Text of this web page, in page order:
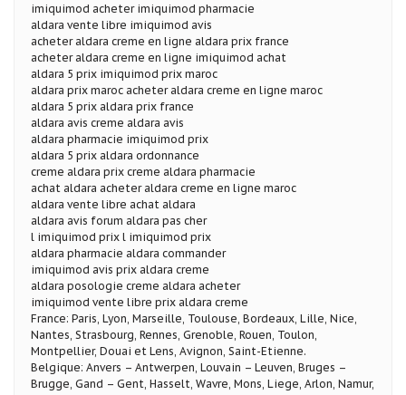
imiquimod acheter imiquimod pharmacie
aldara vente libre imiquimod avis
acheter aldara creme en ligne aldara prix france
acheter aldara creme en ligne imiquimod achat
aldara 5 prix imiquimod prix maroc
aldara prix maroc acheter aldara creme en ligne maroc
aldara 5 prix aldara prix france
aldara avis creme aldara avis
aldara pharmacie imiquimod prix
aldara 5 prix aldara ordonnance
creme aldara prix creme aldara pharmacie
achat aldara acheter aldara creme en ligne maroc
aldara vente libre achat aldara
aldara avis forum aldara pas cher
l imiquimod prix l imiquimod prix
aldara pharmacie aldara commander
imiquimod avis prix aldara creme
aldara posologie creme aldara acheter
imiquimod vente libre prix aldara creme
France: Paris, Lyon, Marseille, Toulouse, Bordeaux, Lille, Nice,
Nantes, Strasbourg, Rennes, Grenoble, Rouen, Toulon,
Montpellier, Douai et Lens, Avignon, Saint-Etienne.
Belgique: Anvers – Antwerpen, Louvain – Leuven, Bruges –
Brugge, Gand – Gent, Hasselt, Wavre, Mons, Liege, Arlon, Namur,